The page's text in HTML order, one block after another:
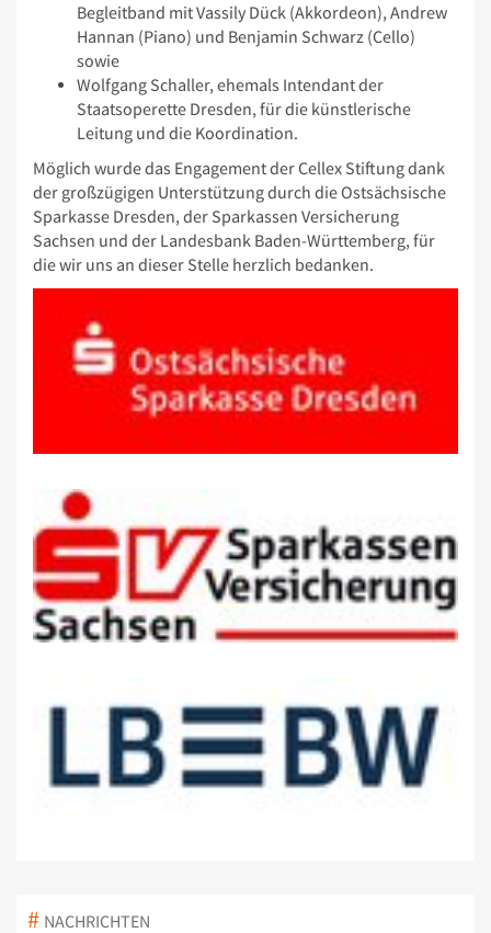
Begleitband mit Vassily Dück (Akkordeon), Andrew
Hannan (Piano) und Benjamin Schwarz (Cello)
sowie
Wolfgang Schaller, ehemals Intendant der
Staatsoperette Dresden, für die künstlerische
Leitung und die Koordination.
Möglich wurde das Engagement der Cellex Stiftung dank
der großzügigen Unterstützung durch die Ostsächsische
Sparkasse Dresden, der Sparkassen Versicherung
Sachsen und der Landesbank Baden-Württemberg, für
die wir uns an dieser Stelle herzlich bedanken.
NACHRICHTEN